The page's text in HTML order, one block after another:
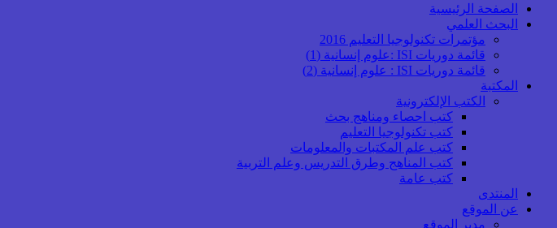
الصفحة الرئيسية
البحث العلمي
مؤتمرات تكنولوجيا التعليم 2016
قائمة دوريات ISI :علوم إنسانية (1)
قائمة دوريات ISI : علوم إنسانية (2)
المكتبة
الكتب الإلكترونية
كتب احصاء ومناهج بحث
كتب تكنولوجيا التعليم
كتب علم المكتبات والمعلومات
كتب المناهج وطرق التدريس وعلم التربية
كتب عامة
المنتدى
عن الموقع
مدير الموقع